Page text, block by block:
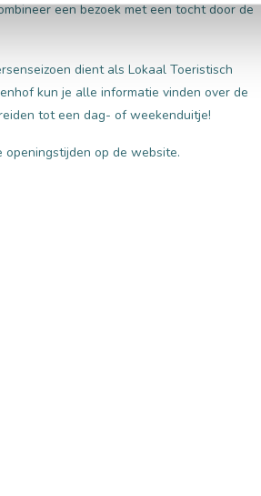
een bezoek met een tocht door de
dient als Lokaal Toeristisch
kun je alle informatie vinden over de
tot een dag- of weekenduitje!
op de website.